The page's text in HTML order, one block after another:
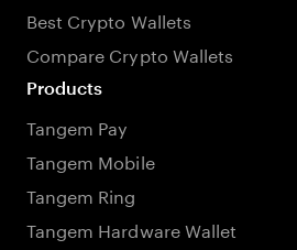
Best Crypto Wallets
Compare Crypto Wallets
Products
Tangem Pay
Tangem Mobile
Tangem Ring
Tangem Hardware Wallet